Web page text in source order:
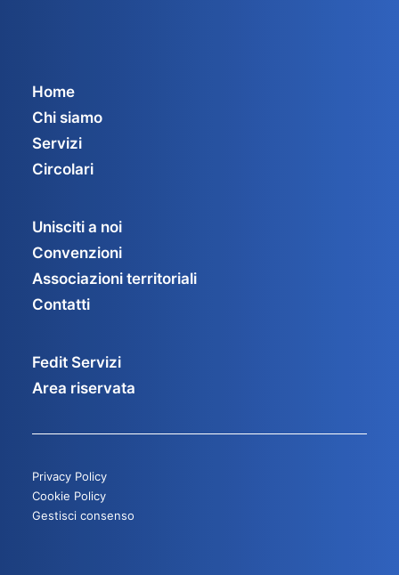
Home
Chi siamo
Servizi
Circolari
Unisciti a noi
Convenzioni
Associazioni territoriali
Contatti
Fedit Servizi
Area riservata
Privacy Policy
Cookie Policy
Gestisci consenso